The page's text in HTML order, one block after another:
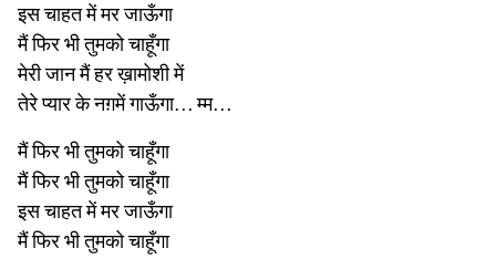
इस चाहत में मर जाऊँगा
मैं फिर भी तुमको चाहूँगा
मेरी जान मैं हर ख़ामोशी में
तेरे प्यार के नग़में गाऊँगा… म्म…
मैं फिर भी तुमको चाहूँगा
मैं फिर भी तुमको चाहूँगा
इस चाहत में मर जाऊँगा
मैं फिर भी तुमको चाहूँगा